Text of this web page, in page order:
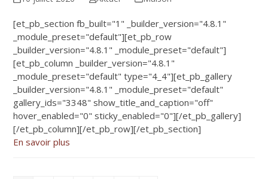
[et_pb_section fb_built="1" _builder_version="4.8.1"
_module_preset="default"][et_pb_row
_builder_version="4.8.1" _module_preset="default"]
[et_pb_column _builder_version="4.8.1"
_module_preset="default" type="4_4"][et_pb_gallery
_builder_version="4.8.1" _module_preset="default"
gallery_ids="3348" show_title_and_caption="off"
hover_enabled="0" sticky_enabled="0"][/et_pb_gallery]
[/et_pb_column][/et_pb_row][/et_pb_section]
En savoir plus